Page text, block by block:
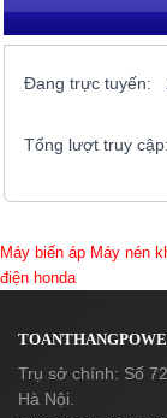
Đang trực tuyến:
Tổng lượt truy
Máy biến áp Máy nén
điện honda
Trụ sở chính: Số
Hà Nội.